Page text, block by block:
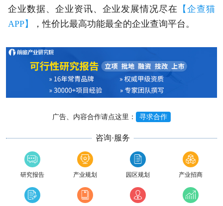
企业数据、企业资讯、企业发展情况尽在
【企查猫
APP】
，性价比最高功能最全的企业查询平台。
广告、内容合作请点这里： 寻求合作
咨询·服务
研究报告 产业规划 园区规划 产业招商